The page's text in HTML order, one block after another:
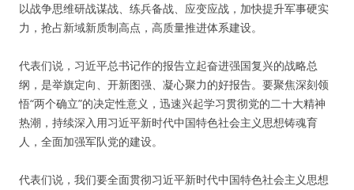
以战争思维研战谋战、练兵备战、应变应战，加快提升军事硬实
力，抢占新域新质制高点，高质量推进体系建设。
代表们说，习近平总书记作的报告立起奋进强国复兴的战略总
纲，是举旗定向、开新图强、凝心聚力的好报告。要聚焦深刻领
悟“两个确立”的决定性意义，迅速兴起学习贯彻党的二十大精神
热潮，持续深入用习近平新时代中国特色社会主义思想铸魂育
人，全面加强军队党的建设。
代表们说，我们要全面贯彻习近平新时代中国特色社会主义思想